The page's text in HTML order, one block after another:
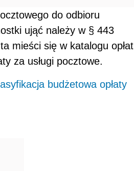
do odbioru
ująć należy w § 443
mieści się w katalogu opłat
za usługi pocztowe.
budżetowa opłaty